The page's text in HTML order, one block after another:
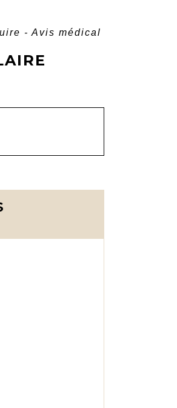
- Avis médical